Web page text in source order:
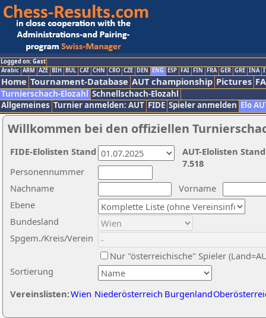
Logged on: Gast
Arabic ARM AZE BIH BUL CAT CHN CRO CZE DEN ENG ESP FAI FIN FRA GER GRE INA
Home Tournament-Database AUT championship Pictures
Turnierschach-Elozahl Schnellschach-Elozahl
Allgemeines Turnier anmelden: AUT FIDE Spieler anmelden Elo
Willkommen bei den offiziellen
Nachname
Vorname
Ebene
Sortierung
Personennummer
Bundesland
Spgem./Kreis/Verein
Nur "österreichische" Spieler
Vereinslisten:Wien Niederösterreich Burgenland
AUT-Elolisten
7.518
FIDE-Elolisten Stand